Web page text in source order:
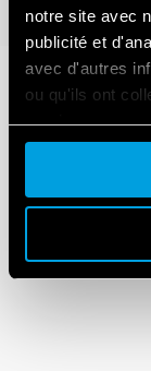
notre site avec
publicité et
avec d'autres
ou qu'ils ont
services.